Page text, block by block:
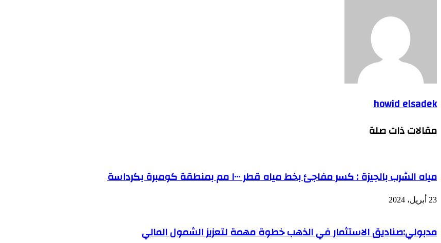
howid elsadek
مقالات ذات صلة
مياه الشرب بالجيزة : كسر مفاجئ بخط مياه قطر ١٠٠٠ مم بمنطقة كومبرة بكرداسة
23 أبريل، 2024
مدبولي:صناديق الاستثمار في الذهب خطوة مهمة لتعزيز الشمول المالي